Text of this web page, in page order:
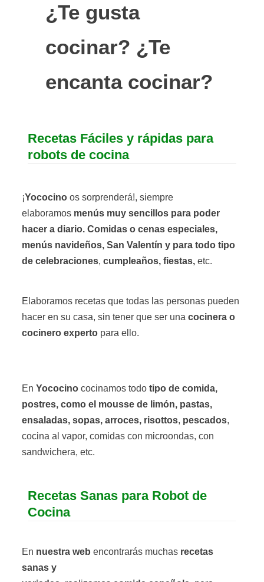
¿Te gusta
cocinar? ¿Te
encanta cocinar?
Recetas Fáciles y rápidas para
robots de cocina
¡Yococino os sorprenderá!, siempre
elaboramos menús muy sencillos para poder
hacer a diario. Comidas o cenas especiales,
menús navideños, San Valentín y para todo tipo
de celebraciones, cumpleaños, fiestas, etc.
Elaboramos recetas que todas las personas pueden
hacer en su casa, sin tener que ser una cocinera o
cocinero experto para ello.
En Yococino cocinamos todo tipo de comida,
postres, como el mousse de limón, pastas,
ensaladas, sopas, arroces, risottos, pescados,
cocina al vapor, comidas con microondas, con
sandwichera, etc.
Recetas Sanas para Robot de
Cocina
En nuestra web encontrarás muchas recetas
sanas y